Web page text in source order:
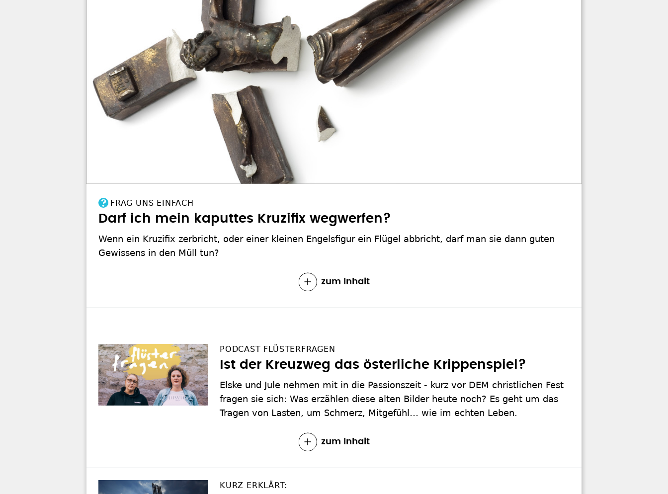
FRAG UNS EINFACH
Darf ich mein kaputtes Kruzifix wegwerfen?
Wenn ein Kruzifix zerbricht, oder einer kleinen Engelsfigur ein Flügel abbricht, darf man sie dann guten
Gewissens in den Müll tun?
zum Inhalt
PODCAST FLÜSTERFRAGEN
Ist der Kreuzweg das österliche Krippenspiel?
Elske und Jule nehmen mit in die Passionszeit - kurz vor DEM christlichen Fest
fragen sie sich: Was erzählen diese alten Bilder heute noch? Es geht um das
Tragen von Lasten, um Schmerz, Mitgefühl… wie im echten Leben.
zum Inhalt
KURZ ERKLÄRT: